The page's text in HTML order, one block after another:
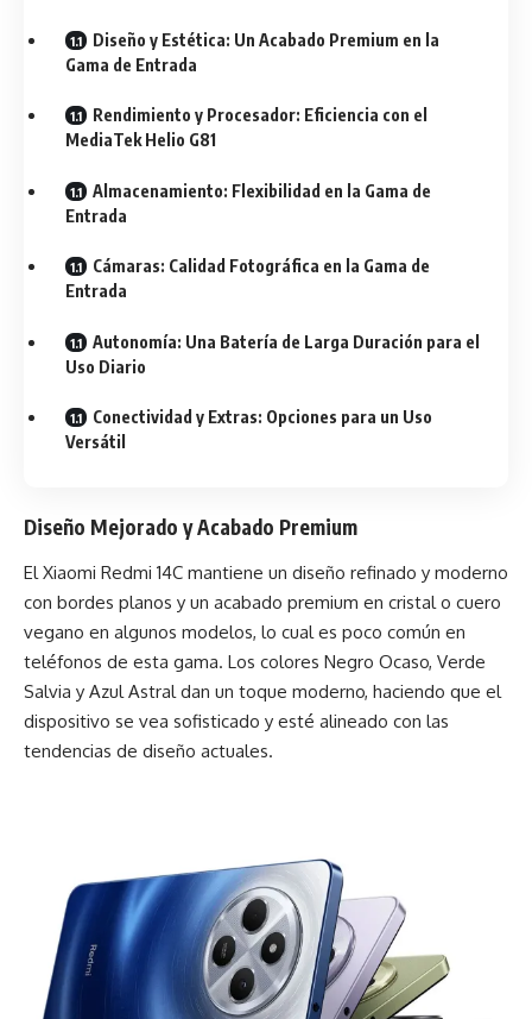
Diseño y Estética: Un Acabado Premium en la
Gama de Entrada
Rendimiento y Procesador: Eficiencia con el
MediaTek Helio G81
Almacenamiento: Flexibilidad en la Gama de
Entrada
Cámaras: Calidad Fotográfica en la Gama de
Entrada
Autonomía: Una Batería de Larga Duración para el
Uso Diario
Conectividad y Extras: Opciones para un Uso
Versátil
Diseño Mejorado y Acabado Premium
El Xiaomi Redmi 14C mantiene un diseño refinado y moderno
con bordes planos y un acabado premium en cristal o cuero
vegano en algunos modelos, lo cual es poco común en
teléfonos de esta gama. Los colores Negro Ocaso, Verde
Salvia y Azul Astral dan un toque moderno, haciendo que el
dispositivo se vea sofisticado y esté alineado con las
tendencias de diseño actuales.